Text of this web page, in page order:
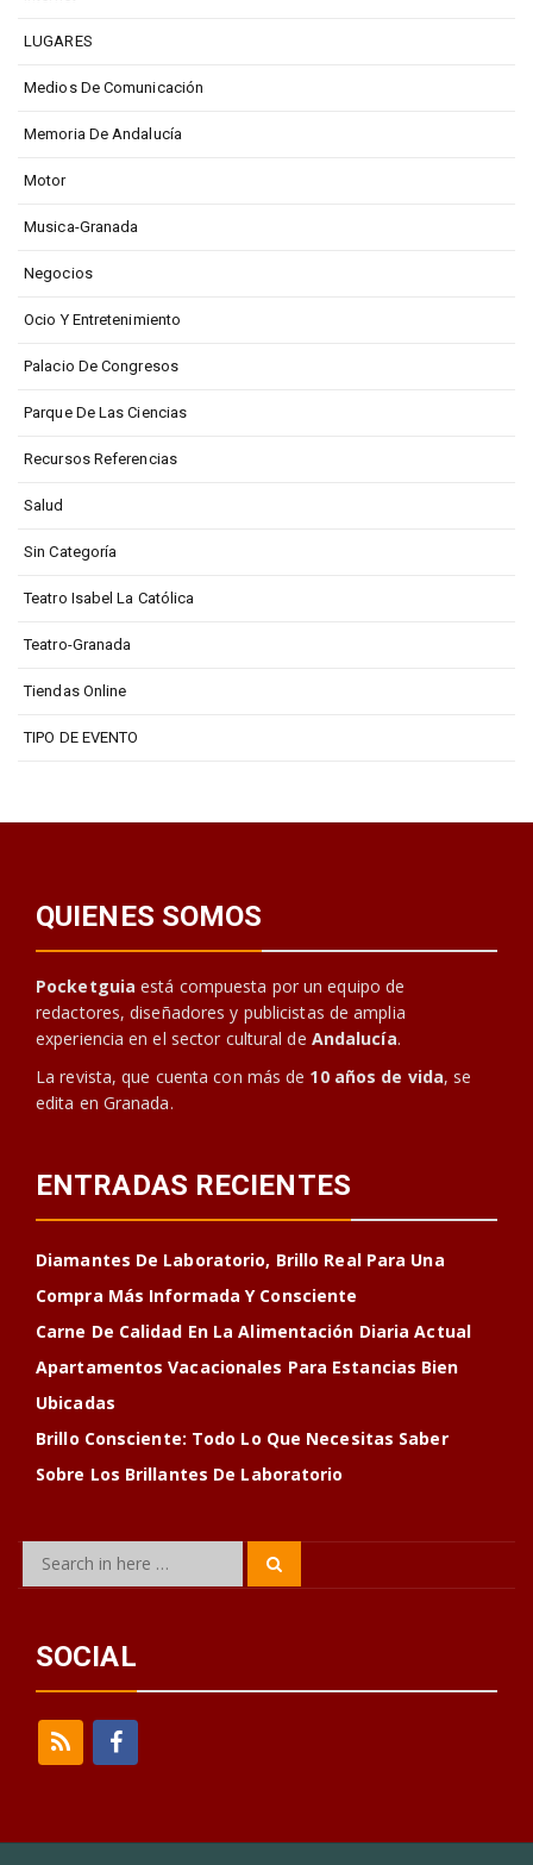
LUGARES
Medios De Comunicación
Memoria De Andalucía
Motor
Musica-Granada
Negocios
Ocio Y Entretenimiento
Palacio De Congresos
Parque De Las Ciencias
Recursos Referencias
Salud
Sin Categoría
Teatro Isabel La Católica
Teatro-Granada
Tiendas Online
TIPO DE EVENTO
QUIENES SOMOS
Pocketguia está compuesta por un equipo de
redactores, diseñadores y publicistas de amplia
experiencia en el sector cultural de Andalucía.
La revista, que cuenta con más de 10 años de vida, se
edita en Granada.
ENTRADAS RECIENTES
Diamantes De Laboratorio, Brillo Real Para Una
Compra Más Informada Y Consciente
Carne De Calidad En La Alimentación Diaria Actual
Apartamentos Vacacionales Para Estancias Bien
Ubicadas
Brillo Consciente: Todo Lo Que Necesitas Saber
Sobre Los Brillantes De Laboratorio
Search
SOCIAL